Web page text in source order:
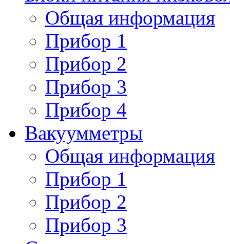
Общая информация
Прибор 1
Прибор 2
Прибор 3
Прибор 4
Вакуумметры
Общая информация
Прибор 1
Прибор 2
Прибор 3